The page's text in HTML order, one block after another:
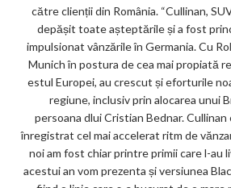
către clienții din România. “Cullinan,
depășit toate așteptările și a fost
impulsionat vânzările în Germania. Cu
Munich în postura de cea mai propiată
estul Europei, au crescut și eforturile
regiune, inclusiv prin alocarea unui
persoana dlui Cristian Bednar.
înregistrat cel mai accelerat ritm de
noi am fost chiar printre primii care l-au
acestui an vom prezenta și versiunea